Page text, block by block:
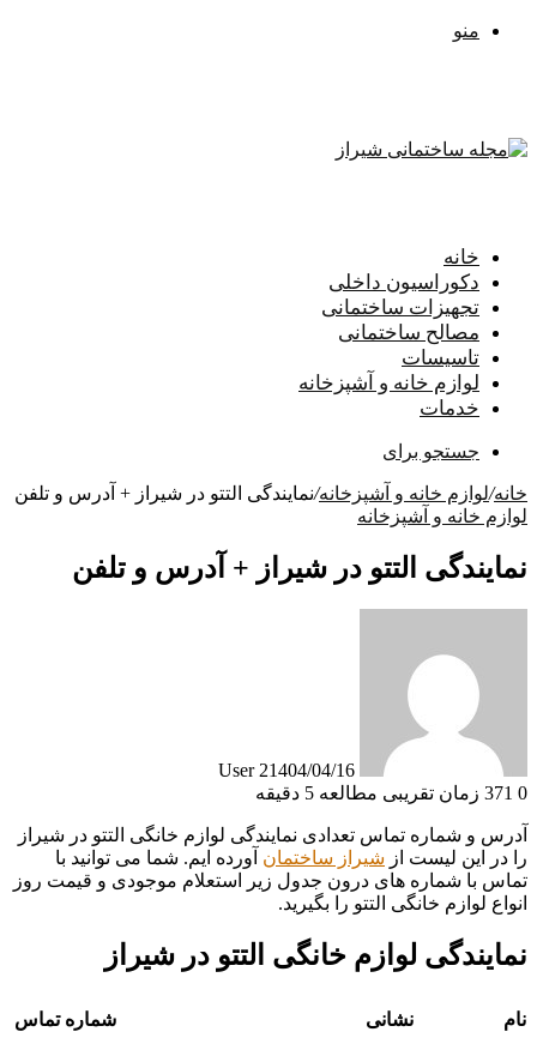
منو
خانه
دکوراسیون داخلی
تجهیزات ساختمانی
مصالح ساختمانی
تاسیسات
لوازم خانه و آشپزخانه
خدمات
جستجو برای
خانه/لوازم خانه و آشپزخانه/نمایندگی التتو در شیراز + آدرس و تلفن
لوازم خانه و آشپزخانه
نمایندگی التتو در شیراز + آدرس و تلفن
User 21404/04/16
0
زمان تقریبی مطالعه 5 دقیقه
آدرس و شماره تماس تعدادی نمایندگی لوازم خانگی التتو در شیراز
را در این لیست از شیراز ساختمان آورده ایم. شما می توانید با
تماس با شماره های درون جدول زیر استعلام موجودی و قیمت روز
انواع لوازم خانگی التتو را بگیرید.
نمایندگی لوازم خانگی التتو در شیراز
نام نشانی
شماره تماس